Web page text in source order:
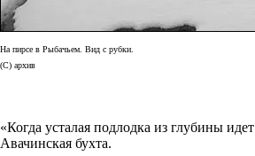
На пирсе в Рыбачьем. Вид с рубки.
(С) архив
«Когда усталая подлодка из глубины
Авачинская бухта.